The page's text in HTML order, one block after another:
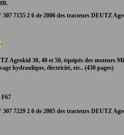
7155 2 6 de 2006 des tracteurs DEUTZ
Agrokid 30, 40 et 50, équipés des moteurs
hydraulique, électricité, etc.. (430 pages)
F67
7229 2 6 de 2005 des tracteurs DEUTZ